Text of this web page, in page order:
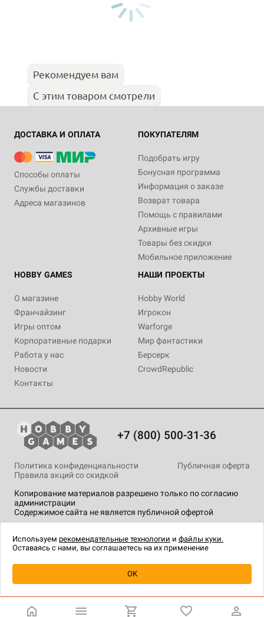
Купить| 1 790 ₽
Рекомендуем вам
С этим товаром смотрели
ДОСТАВКА И ОПЛАТА
Способы оплаты
Службы доставки
Адреса магазинов
ПОКУПАТЕЛЯМ
Подобрать игру
Бонусная программа
Информация о заказе
Возврат товара
Помощь с правилами
Архивные игры
Товары без скидки
Мобильное приложение
HOBBY GAMES
О магазине
Франчайзинг
Игры оптом
Корпоративные подарки
Работа у нас
Новости
Контакты
НАШИ ПРОЕКТЫ
Hobby World
Игрокон
Warforge
Мир фантастики
Берсерк
CrowdRepublic
+7 (800) 500-31-36
Копирование материалов разрешено только по согласию
администрации
Содержимое сайта не является публичной офертой
Политика конфиденциальности
Публичная оферта
Правила акций со скидкой
технологии.
Используем рекомендательные технологии и файлы куки.
Оставаясь с нами, вы соглашаетесь на их применение
OK